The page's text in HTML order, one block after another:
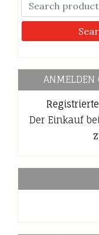
auf.
Die
können
auf
der
Produktseite
gewählt
werden
ANMELDEN
Der Einkauf